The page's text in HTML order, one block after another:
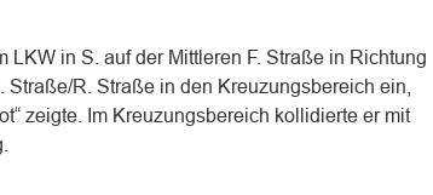
LKW in S. auf der Mittleren F. Straße in Richtung
R. Straße in den Kreuzungsbereich ein,
zeigte. Im Kreuzungsbereich kollidierte er mit